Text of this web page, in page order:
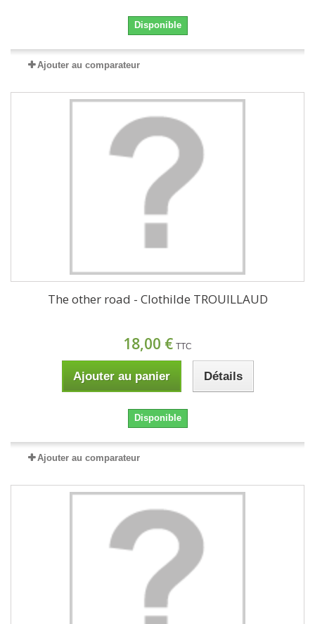
Disponible
Ajouter au comparateur
The other road - Clothilde TROUILLAUD
18,00 € TTC
Ajouter au panier Détails
Disponible
Ajouter au comparateur